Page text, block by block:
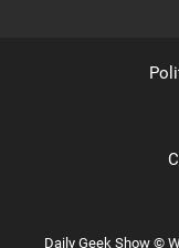
Daily Geek Show ©